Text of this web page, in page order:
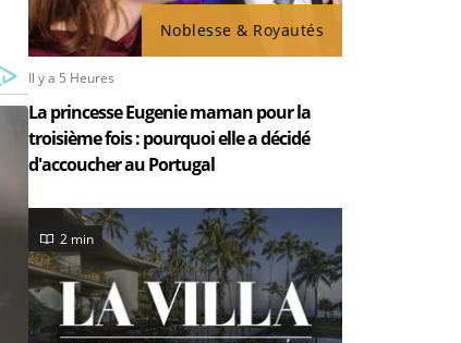
Noblesse & Royautés
Il y a 5 Heures
La princesse Eugenie maman pour la
troisième fois : pourquoi elle a décidé
d'accoucher au Portugal
2 min